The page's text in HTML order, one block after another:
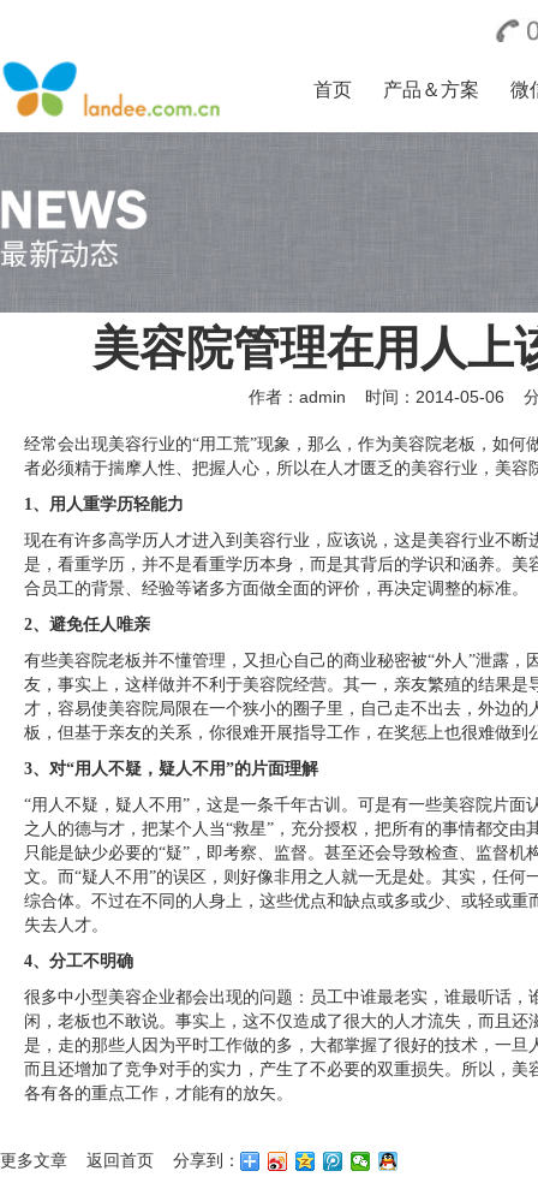
首页 产品＆方案 微
美容院管理在用人上
作者：admin 时间：2014-05-06
经常会出现美容行业的“用工荒”现象，那么，作为美容院老板，如何
者必须精于揣摩人性、把握人心，所以在人才匮乏的美容行业，美容
1、用人重学历轻能力
现在有许多高学历人才进入到美容行业，应该说，这是美容行业不断
是，看重学历，并不是看重学历本身，而是其背后的学识和涵养。美
合员工的背景、经验等诸多方面做全面的评价，再决定调整的标准。
2、避免任人唯亲
有些美容院老板并不懂管理，又担心自己的商业秘密被“外人”泄露，
友，事实上，这样做并不利于美容院经营。其一，亲友繁殖的结果是
才，容易使美容院局限在一个狭小的圈子里，自己走不出去，外边的
板，但基于亲友的关系，你很难开展指导工作，在奖惩上也很难做到
3、对“用人不疑，疑人不用”的片面理解
“用人不疑，疑人不用”，这是一条千年古训。可是有一些美容院片面
之人的德与才，把某个人当“救星”，充分授权，把所有的事情都交由
只能是缺少必要的“疑”，即考察、监督。甚至还会导致检查、监督机
文。而“疑人不用”的误区，则好像非用之人就一无是处。其实，任何
综合体。不过在不同的人身上，这些优点和缺点或多或少、或轻或重
失去人才。
4、分工不明确
很多中小型美容企业都会出现的问题：员工中谁最老实，谁最听话，
闲，老板也不敢说。事实上，这不仅造成了很大的人才流失，而且
是，走的那些人因为平时工作做的多，大都掌握了很好的技术，一旦
而且还增加了竞争对手的实力，产生了不必要的双重损失。所以，
各有各的重点工作，才能有的放矢。
更多文章 返回首页 分享到：